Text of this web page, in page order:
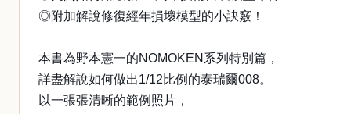
◎附加解說修復經年損壞模型的小訣竅！
本書為野本憲一的NOMOKEN系列特別篇，
詳盡解說如何做出1/12比例的泰瑞爾008。
以一張張清晰的範例照片，